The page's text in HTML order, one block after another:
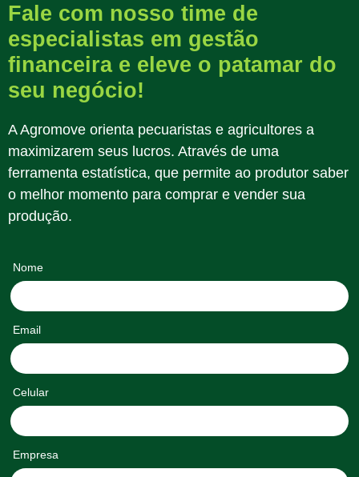
Fale com nosso time de
especialistas em gestão
financeira e eleve o patamar do
seu negócio!
A Agromove orienta pecuaristas e agricultores a
maximizarem seus lucros. Através de uma
ferramenta estatística, que permite ao produtor saber
o melhor momento para comprar e vender sua
produção.
Nome
Email
Celular
Empresa